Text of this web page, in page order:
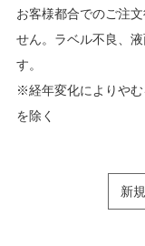
お客様都合でのご注
せん。ラベル不良、
す。
※経年変化によりや
を除く
新